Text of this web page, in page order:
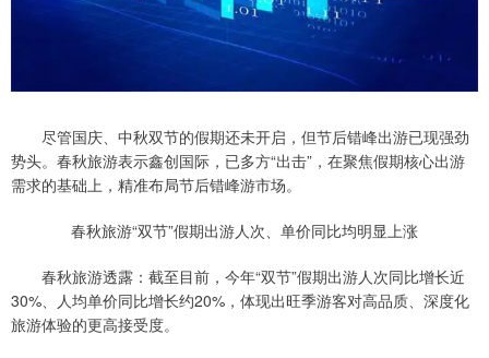
尽管国庆、中秋双节的假期还未开启，但节后错峰出游已现强劲
势头。春秋旅游表示鑫创国际，已多方“出击”，在聚焦假期核心出游
需求的基础上，精准布局节后错峰游市场。
春秋旅游“双节”假期出游人次、单价同比均明显上涨
春秋旅游透露：截至目前，今年“双节”假期出游人次同比增长近
30%、人均单价同比增长约20%，体现出旺季游客对高品质、深度化
旅游体验的更高接受度。